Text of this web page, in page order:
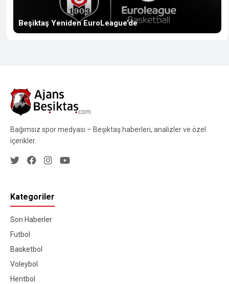
Beşiktaş Yeniden EuroLeague’de
Bağımsız spor medyası – Beşiktaş haberleri, analizler ve özel
içerikler.
Kategoriler
Son Haberler
Futbol
Basketbol
Voleybol
Hentbol